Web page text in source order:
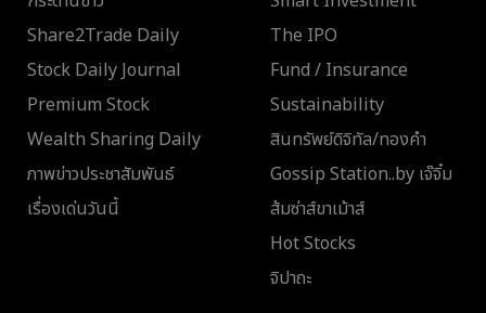
Share2Trade Daily
Stock Daily Journal
Premium Stock
Wealth Sharing Daily
ภาพข่าวประชาสัมพันธ์
เรื่องเด่นวันนี้
The IPO
Fund / Insurance
Sustainability
สินทรัพย์ดิจิทัล/ทองคำ
Gossip Station..by เจ๊จิ๋ม
ส้มซ่าส์ขาเม้าส์
Hot Stocks
จิปาถะ